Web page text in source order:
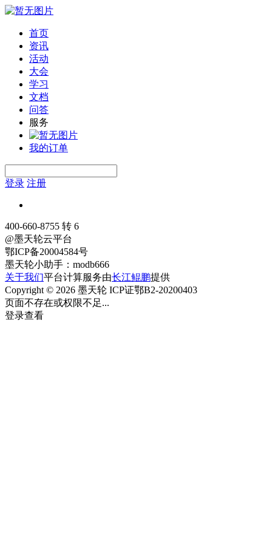
首页
资讯
活动
大会
学习
文档
问答
服务
我的订单
登录 注册
400-660-8755 转 6
@墨天轮云平台
鄂ICP备20004584号
墨天轮小助手：modb666
关于我们平台计算服务由长江鲲鹏提供
Copyright © 2026 墨天轮 ICP证鄂B2-20200403
页面不存在或权限不足...
登录查看